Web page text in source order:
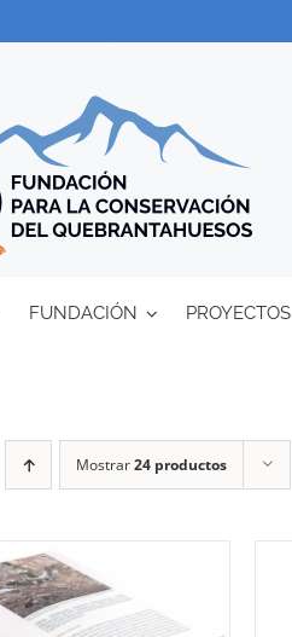
FUNDACIÓN PROYECTOS
Mostrar24 productos